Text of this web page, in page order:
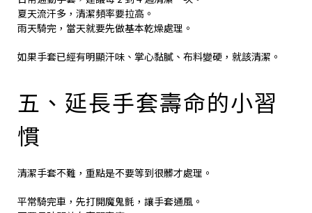
夏天流汗多，清潔頻率要拉高。
雨天騎完，當天就要先做基本乾燥處理。
如果手套已經有明顯汗味、掌心黏膩、布料變硬，就該清潔。
五、延長手套壽命的小習
慣
清潔手套不難，重點是不要等到很髒才處理。
平常騎完車，先打開魔鬼氈，讓手套通風。